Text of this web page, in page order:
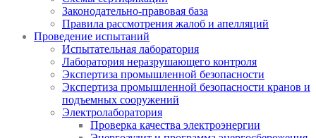
Законодательно-правовая база
Правила рассмотрения жалоб и апелляций
Проведение испытаний
Испытательная лаборатория
Лаборатория неразрушающего контроля
Экспертиза промышленной безопасности
Экспертиза промышленной безопасности кранов и
подъемных сооружений
Электролаборатория
Проверка качества электроэнергии